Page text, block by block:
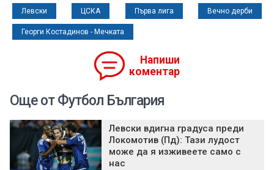
Левски ЦСКА Първа лига Вечно дерби
Георги Костадинов - Мечката
Напиши
коментар
Още от Футбол България
Левски вдигна градуса преди
Локомотив (Пд): Тази лудост
може да я изживеете само с
нас